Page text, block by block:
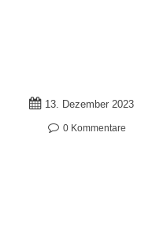
13. Dezember 2023
0 Kommentare